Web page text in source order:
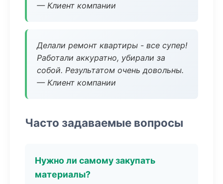
— Клиент компании
Делали ремонт квартиры - все супер!
Работали аккуратно, убирали за
собой. Результатом очень довольны.
— Клиент компании
Часто задаваемые вопросы
Нужно ли самому закупать
материалы?